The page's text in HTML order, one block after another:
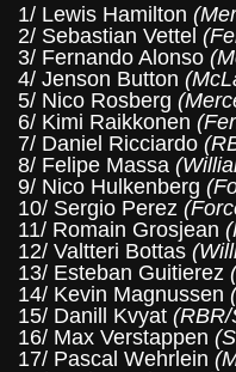
1/ Lewis Hamilton
2/ Sebastian Vettel
3/ Fernando Alonso
4/ Jenson Button
5/ Nico Rosberg
6/ Kimi Raikkonen
7/ Daniel Ricciardo
8/ Felipe Massa
9/ Nico Hulkenberg
10/ Sergio Perez
11/ Romain Grosjean
12/ Valtteri Bottas
13/ Esteban Guitierez
14/ Kevin Magnussen
15/ Danill Kvyat (RBR/
16/ Max Verstappen
17/ Pascal Wehrlein